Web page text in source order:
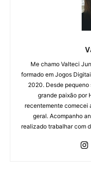
Me chamo Valteci
formado em Jogos
2020. Desde pequeno
grande paixão por
recentemente comecei
geral. Acompanho
realizado trabalhar com